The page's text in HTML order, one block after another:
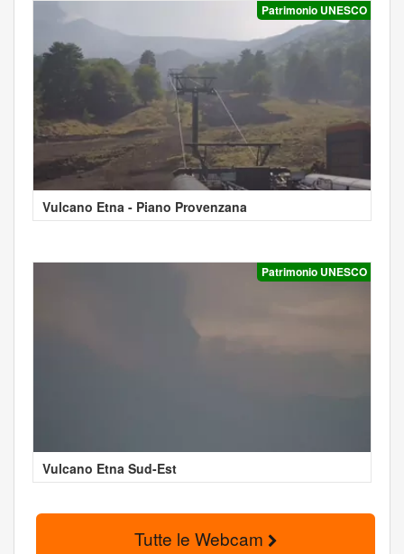
Patrimonio UNESCO
Vulcano Etna - Piano Provenzana
Patrimonio UNESCO
Vulcano Etna Sud-Est
Tutte le Webcam